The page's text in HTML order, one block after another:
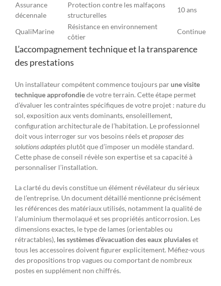
Assurance
décennale
Protection contre les malfaçons
structurelles
10 ans
QualiMarine
Résistance en environnement
côtier
Continue
L’accompagnement technique et la transparence
des prestations
Un installateur compétent commence toujours parune visite
technique approfondiede votre terrain. Cette étape permet
d’évaluer les contraintes spécifiques de votre projet : nature du
sol, exposition aux vents dominants, ensoleillement,
configuration architecturale de l’habitation. Le professionnel
doit vous interroger sur vos besoins réels etproposer des
solutions adaptées plutôt que d’imposer un modèle standard.
Cette phase de conseil révèle son expertise et sa capacité à
personnaliser l’installation.
La clarté du devis constitue un élément révélateur du sérieux
de l’entreprise. Un document détaillé mentionne précisément
les références des matériaux utilisés, notamment la qualité de
l’aluminium thermolaqué et ses propriétés anticorrosion. Les
dimensions exactes, le type de lames (orientables ou
rétractables), les systèmes d’évacuation des eaux pluvialeset
tous les accessoires doivent figurer explicitement. Méfiez-vous
des propositions trop vagues ou comportant de nombreux
postes en supplément non chiffrés.